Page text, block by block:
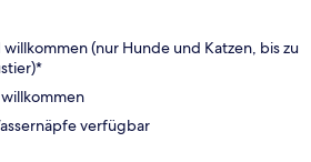
willkommen (nur Hunde und Katzen, bis zu
verfügbar